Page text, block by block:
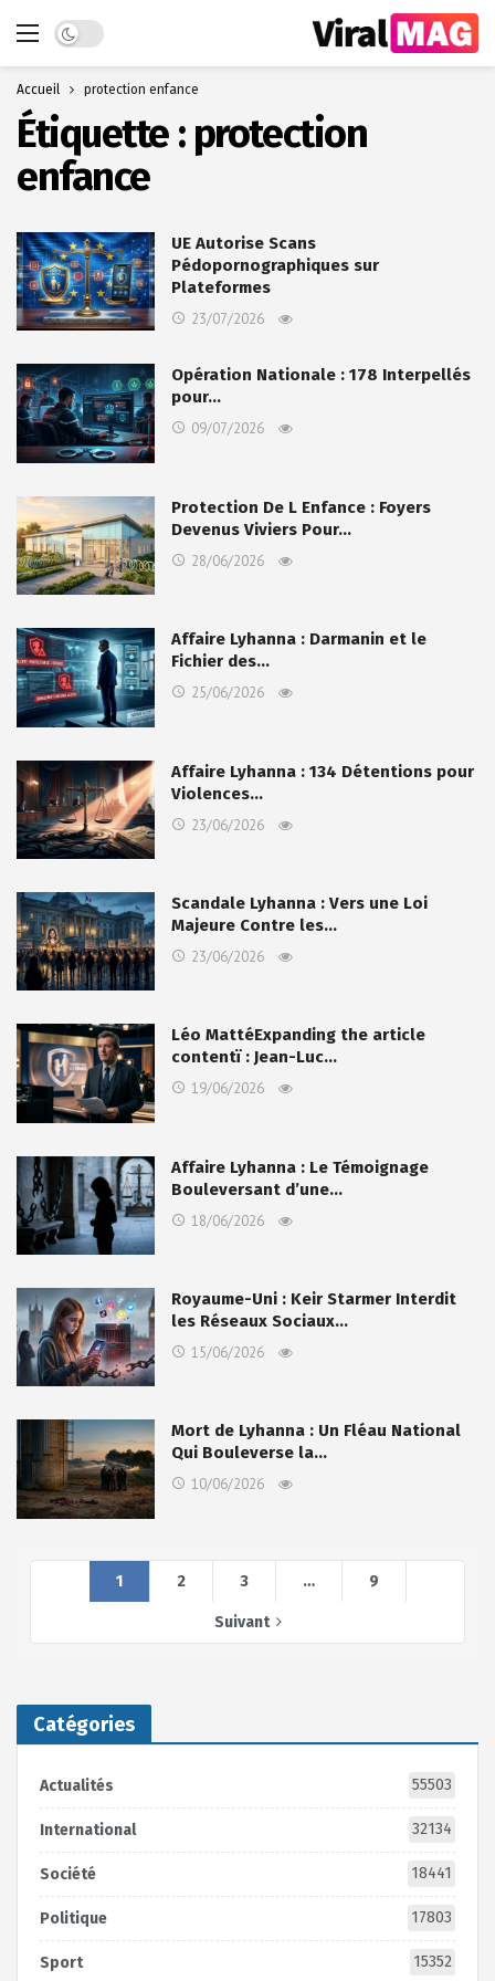
Dark mode
Accueil protection enfance
Étiquette : protection
enfance
UE Autorise Scans
Pédopornographiques sur
Plateformes
23/07/2026
Opération Nationale : 178 Interpellés
pour…
09/07/2026
Protection De L Enfance : Foyers
Devenus Viviers Pour…
28/06/2026
Affaire Lyhanna : Darmanin et le
Fichier des…
25/06/2026
Affaire Lyhanna : 134 Détentions pour
Violences…
23/06/2026
Scandale Lyhanna : Vers une Loi
Majeure Contre les…
23/06/2026
Léo MattéExpanding the article
contentï : Jean-Luc…
19/06/2026
Affaire Lyhanna : Le Témoignage
Bouleversant d’une…
18/06/2026
Royaume-Uni : Keir Starmer Interdit
les Réseaux Sociaux…
15/06/2026
Mort de Lyhanna : Un Fléau National
Qui Bouleverse la…
10/06/2026
1 2 3 … 9
Suivant
Catégories
Actualités 55503
International 32134
Société 18441
Politique 17803
Sport 15352